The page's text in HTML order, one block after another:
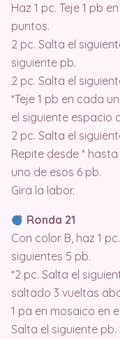
Haz 1 pc. Teje 1 pb
puntos.
2 pc. Salta el
siguiente pb.
2 pc. Salta el
*Teje 1 pb en cada
el siguiente espacio
2 pc. Salta el
Repite desde *
uno de esos 6 pb.
Gira la labor.
Ronda 21
Con color B, haz 1
siguientes 5 pb.
*2 pc. Salta el
saltado 3 vueltas
1 pa en mosaico en
Salta el siguiente